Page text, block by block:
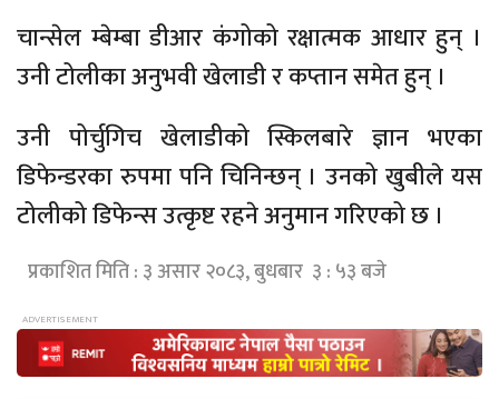
चान्सेल म्बेम्बा डीआर कंगोको रक्षात्मक आधार हुन् ।
उनी टोलीका अनुभवी खेलाडी र कप्तान समेत हुन् ।
उनी पोर्चुगिच खेलाडीको स्किलबारे ज्ञान भएका
डिफेन्डरका रुपमा पनि चिनिन्छन् । उनको खुबीले यस
टोलीको डिफेन्स उत्कृष्ट रहने अनुमान गरिएको छ ।
प्रकाशित मिति : ३ असार २०८३, बुधबार ३ : ५३ बजे